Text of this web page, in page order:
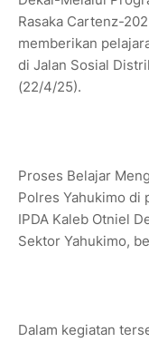
Rasaka Cartenz-
memberikan
di Jalan Sosial
(22/4/25).
Proses Belajar
Polres Yahukimo di
IPDA Kaleb Otniel
Sektor Yahukimo,
Dalam kegiatan